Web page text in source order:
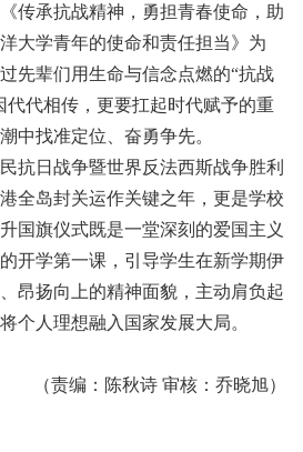
传承抗战精神，勇担青春使命，助
大学青年的使命和责任担当》为
先辈们用生命与信念点燃的“抗战
代代相传，更要扛起时代赋予的重
中找准定位、奋勇争先。
抗日战争暨世界反法西斯战争胜利
全岛封关运作关键之年，更是学校
国旗仪式既是一堂深刻的爱国主义
开学第一课，引导学生在新学期伊
昂扬向上的精神面貌，主动肩负起
个人理想融入国家发展大局。
（责编：陈秋诗 审核：乔晓旭）